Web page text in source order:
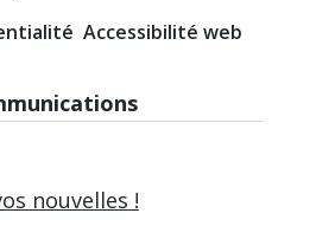
Accessibilité web
nouvelles !